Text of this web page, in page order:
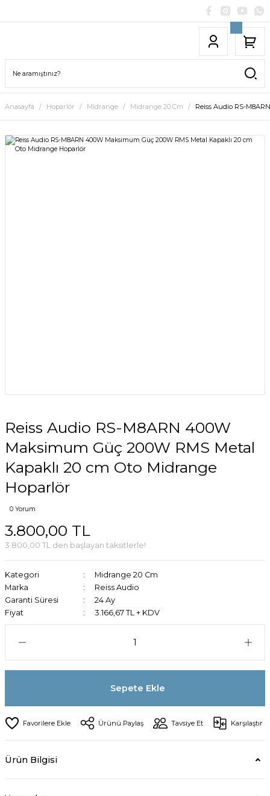
Anasayfa Hoparlör Midrange Midrange 20 Cm Reiss Audio RS-
Reiss Audio RS-M8ARN 400W
Maksimum Güç 200W RMS Metal
Kapaklı 20 cm Oto Midrange
Hoparlör
0 Yorum
3.800,00 TL
3.800,00 TL den başlayan taksitlerle!
Kategori
Midrange 20 Cm
Marka
Reiss Audio
Garanti Süresi
24 Ay
Fiyat
3.166,67 TL + KDV
Sepete Ekle
Ürünü Paylaş Tavsiye Et Karşılaştır
Ürün Bilgisi